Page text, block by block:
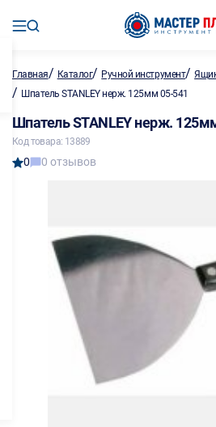
Главная/ Каталог/ Ручной инструмент/
/ Шпатель STANLEY нерж. 125мм 05-541
Шпатель STANLEY нерж.
Код товара: 13889
0 0 отзывов